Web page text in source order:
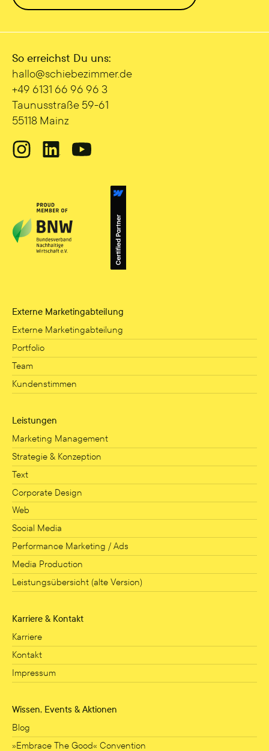
So erreichst Du uns:
hallo@sc hiebezimmer.de
+49 6131 66 96 96 3
Taunusstraße 59-61
55118 Mainz
Externe Marketingabteilung
Externe Marketingabteilung
Portfolio
Team
Kundenstimmen
Leistungen
Marketing Management
Strategie & Konzeption
Text
Corporate Design
Web
Social Media
Performance Marketing / Ads
Media Production
Leistungsübersicht (alte Version)
Karriere & Kontakt
Karriere
Kontakt
Impressum
Wissen, Events & Aktionen
Blog
»Embrace The Good« Convention